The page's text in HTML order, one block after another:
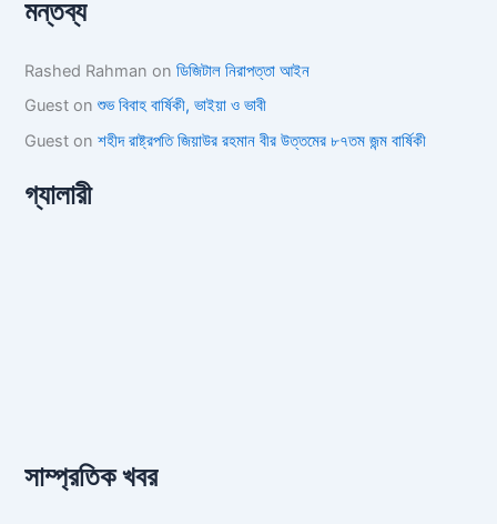
মন্তব্য
Rashed Rahman onডিজিটাল নিরাপত্তা আইন
Guest onশুভ বিবাহ বার্ষিকী, ভাইয়া ও ভাবী
Guest onশহীদ রাষ্ট্রপতি জিয়াউর রহমান বীর উত্তমের ৮৭তম জন্ম বার্ষিকী
গ্যালারী
সাম্প্রতিক খবর